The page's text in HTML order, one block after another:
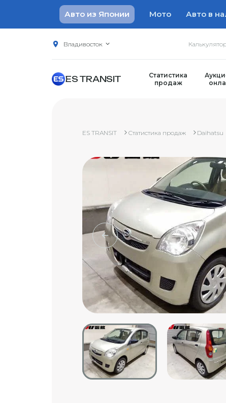
Авто из Японии Мото Авто в
Владивосток
ES TRANSIT
Статистика
продаж
ES TRANSIT Статистика продаж Daihatsu